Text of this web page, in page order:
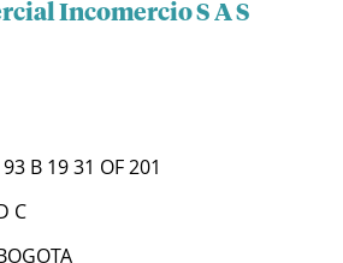
Incomercio S A S
93 B 19 31 OF 201
C